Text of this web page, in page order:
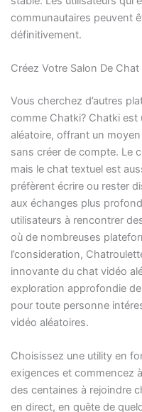
communautaires peuvent
définitivement.
Créez Votre Salon De
Vous cherchez d’autres
comme Chatki? Chatki est
aléatoire, offrant un
sans créer de compte. Le
mais le chat textuel est
préfèrent écrire ou rester
aux échanges plus
utilisateurs à rencontrer
où de nombreuses
l’consideration,
innovante du chat vidéo
exploration approfondie
pour toute personne
vidéo aléatoires.
Choisissez une utility en
exigences et commencez
des centaines à rejoindre
en direct, en quête de